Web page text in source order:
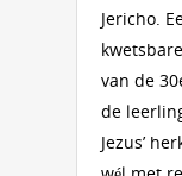
Jericho.
van de
de
Jezus’